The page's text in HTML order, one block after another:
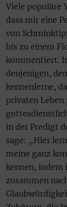
Viele populäre
dass mir eine
von
bis zu einem
kommentiert.
denjenigen,
kennenlerne,
privaten Leben
in der Predigt
sage: „Hier
meine ganz
kennen, indem
zusammen